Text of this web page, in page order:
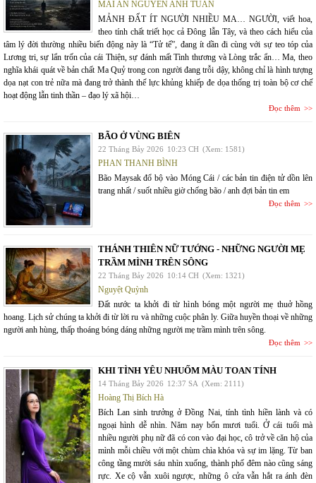
MAI AN NGUYỄN ANH TUẤN
MẢNH ĐẤT ÍT NGƯỜI NHIỀU MA… NGƯỜI, viết hoa,
theo tính chất triết học cả Đông lẫn Tây, và theo cách hiểu của
tâm lý đời thường nhiều biến động này là “Tử tế”, đang ít dần đi cùng với sự teo tóp của
Lương tri, sự lẩn trốn của cái Thiện, sự đánh mất Tình thương và Lòng trắc ẩn… Ma, theo
nghĩa khái quát về bản chất Ma Quỷ trong con người đang trỗi dậy, không chỉ là hình tượng
dọa nạt con trẻ nữa mà đang trở thành thế lực khủng khiếp đe dọa thống trị toàn bộ cơ chế
hoạt động lẫn tinh thần – đạo lý xã hội…
Đọc thêm
BÃO Ở VÙNG BIÊN
22 Tháng Bảy 2026 10:23 CH (Xem: 1581)
PHAN THANH BÌNH
Bão Maysak đổ bộ vào Móng Cái / các bản tin điện tử dồn lên
trang nhất / suốt nhiều giờ chống bão / anh đợi bản tin em
Đọc thêm
THÁNH THIÊN NỮ TƯỚNG - NHỮNG NGƯỜI MẸ
TRẦM MÌNH TRÊN SÔNG
22 Tháng Bảy 2026 10:14 CH (Xem: 1321)
Nguyệt Quỳnh
Đất nước ta khởi đi từ hình bóng một người mẹ thuở hồng
hoang. Lịch sử chúng ta khởi đi từ lời ru và những cuộc phân ly. Giữa huyền thoại về những
người anh hùng, thấp thoáng bóng dáng những người mẹ trầm mình trên sông.
Đọc thêm
KHI TÌNH YÊU NHUỐM MÀU TOAN TÍNH
14 Tháng Bảy 2026 12:37 SA (Xem: 2111)
Hoàng Thị Bích Hà
Bích Lan sinh trưởng ở Đồng Nai, tính tình hiền lành và có
ngoại hình dễ nhìn. Năm nay bốn mươi tuổi. Ở cái tuổi mà
nhiều người phụ nữ đã có con vào đại học, cô trở về căn hộ của
mình mỗi chiều với một chùm chìa khóa và sự im lặng. Từ ban
công tầng mười sáu nhìn xuống, thành phố đêm nào cũng sáng
rực. Xe cộ vẫn xuôi ngược, những ô cửa vẫn hắt ra ánh đèn